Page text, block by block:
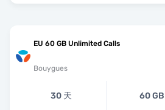
EU 60 GB Unlimited Calls
Bouygues
30 天 60 GB